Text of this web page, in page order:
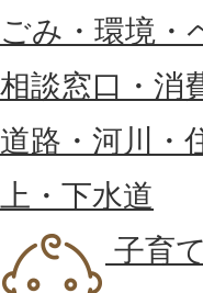
ごみ・環境・
相談窓口・消
道路・河川・
上・下水道
子育